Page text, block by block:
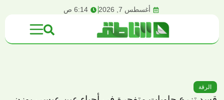
أغسطس 7, 2026 6:14 ص
الرقة